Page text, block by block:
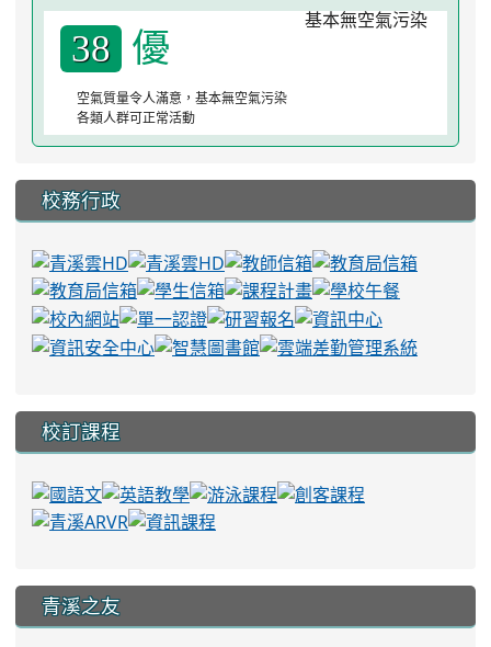
38 優
空氣質量令人滿意，基本無空氣污染
各類人群可正常活動
校務行政
校訂課程
青溪之友